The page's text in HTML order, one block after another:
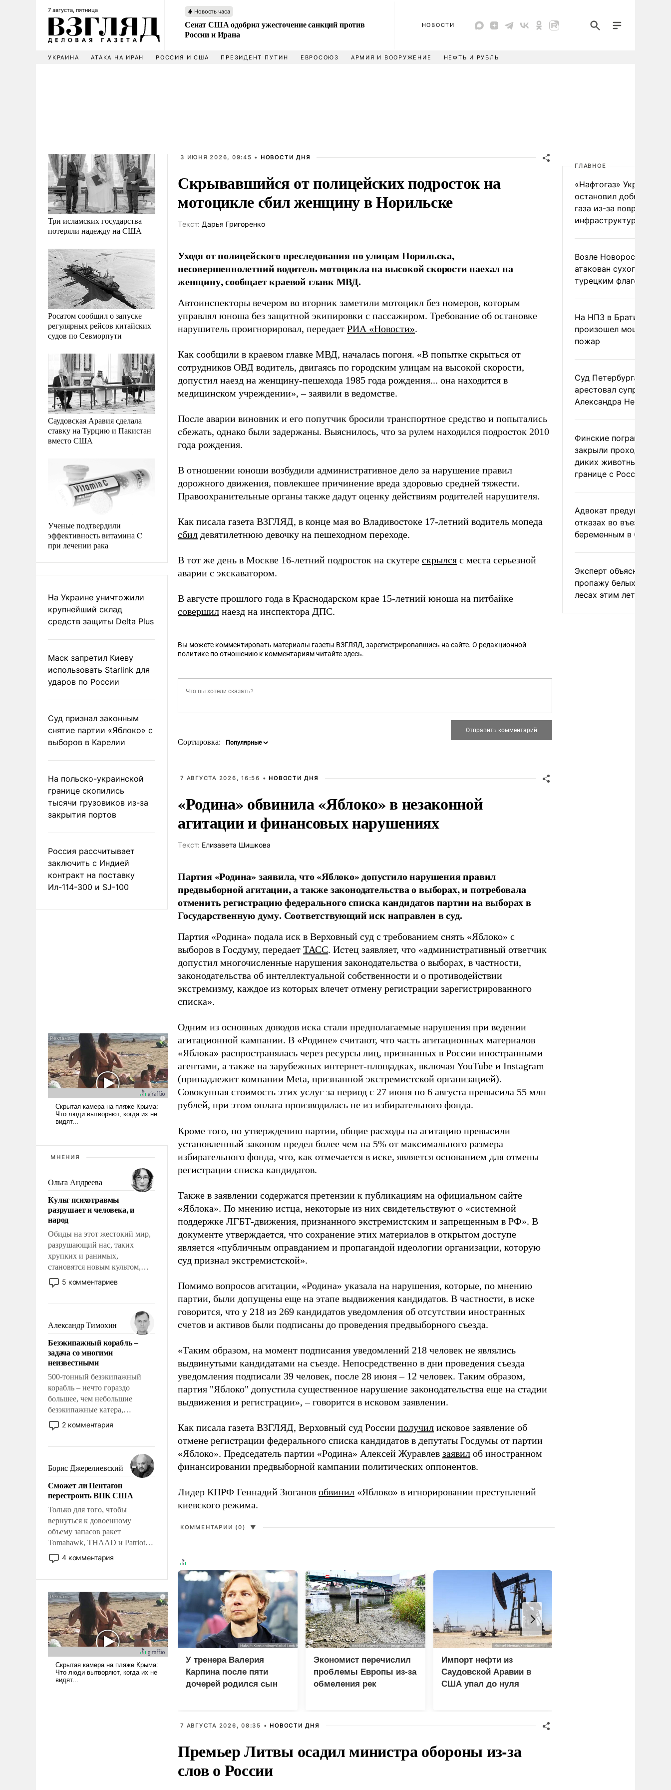
7 августа, пятница Новость часа
Сенат США одобрил ужесточение санкций против
России и Ирана
НОВОСТИ
УКРАИНА АТАКА НА ИРАН РОССИЯ И США ПРЕЗИДЕНТ ПУТИН ЕВРОСОЮЗ АРМИЯ И ВООРУЖЕНИЕ НЕФТЬ И РУБЛЬ
Три исламских государства
потеряли надежду на США
Росатом сообщил о запуске
регулярных рейсов китайских
судов по Севморпути
Саудовская Аравия сделала
ставку на Турцию и Пакистан
вместо США
Ученые подтвердили
эффективность витамина C
при лечении рака
На Украине уничтожили
крупнейший склад
средств защиты Delta Plus
Маск запретил Киеву
использовать Starlink для
ударов по России
Суд признал законным
снятие партии «Яблоко» с
выборов в Карелии
На польско-украинской
границе скопились
тысячи грузовиков из-за
закрытия портов
Россия рассчитывает
заключить с Индией
контракт на поставку
Ил-114-300 и SJ-100
МНЕНИЯ
Ольга Андреева
Культ психотравмы
разрушает и человека, и
народ
Обиды на этот жестокий мир,
разрушающий нас, таких
хрупких и ранимых,
становятся новым культом,
постепенно вытесняя и
отменяя традиционное
мужественным и твердым под
ударами судьбы, брать на себя
ответственность, помогать
слабым, идти вперед и
адаптироваться.
5 комментариев
Александр Тимохин
Безэкипажный корабль –
задача со многими
неизвестными
500-тонный безэкипажный
корабль – нечто гораздо
большее, чем небольшие
безэкипажные катера,
применение которых уже
стало обыденностью. Задача по
сложна и амбициозна. Однако
и ее реализация радикально
поднимет наши боевые
возможности.
2 комментария
Борис Джерелиевский
Сможет ли Пентагон
перестроить ВПК США
Только для того, чтобы
вернуться к довоенному
объему запасов ракет
Tomahawk, THAAD и Patriot
США потребуется более трех
лет. Даже небольшая война с
Сложившаяся ситуация
означает многолетний период
уязвимости США, например,
перед Китаем.
4 комментария
3 ИЮНЯ 2026, 09:45 • НОВОСТИ ДНЯ
Скрывавшийся от полицейских подросток на
мотоцикле сбил женщину в Норильске
Tекст: Дарья Григоренко
Уходя от полицейского преследования по улицам Норильска,
несовершеннолетний водитель мотоцикла на высокой скорости наехал на
женщину, сообщает краевой главк МВД.
Автоинспекторы вечером во вторник заметили мотоцикл без номеров, которым
управлял юноша без защитной экипировки с пассажиром. Требование об остановке
нарушитель проигнорировал, передает РИА «Новости».
Как сообщили в краевом главке МВД, началась погоня. «В попытке скрыться от
сотрудников ОВД водитель, двигаясь по городским улицам на высокой скорости,
допустил наезд на женщину-пешехода 1985 года рождения... она находится в
медицинском учреждении», – заявили в ведомстве.
После аварии виновник и его попутчик бросили транспортное средство и попытались
сбежать, однако были задержаны. Выяснилось, что за рулем находился подросток 2010
года рождения.
В отношении юноши возбудили административное дело за нарушение правил
дорожного движения, повлекшее причинение вреда здоровью средней тяжести.
Правоохранительные органы также дадут оценку действиям родителей нарушителя.
Как писала газета ВЗГЛЯД, в конце мая во Владивостоке 17-летний водитель мопеда
сбил девятилетнюю девочку на пешеходном переходе.
В тот же день в Москве 16-летний подросток на скутере скрылся с места серьезной
аварии с экскаватором.
В августе прошлого года в Краснодарском крае 15-летний юноша на питбайке
совершил наезд на инспектора ДПС.
Вы можете комментировать материалы газеты ВЗГЛЯД, зарегистрировавшись на сайте. О редакционной
политике по отношению к комментариям читайтездесь.
Сортировка:
7 АВГУСТА 2026, 16:56 • НОВОСТИ ДНЯ
«Родина» обвинила «Яблоко» в незаконной
агитации и финансовых нарушениях
Tекст: Елизавета Шишкова
Партия «Родина» заявила, что «Яблоко» допустило нарушения правил
предвыборной агитации, а также законодательства о выборах, и потребовала
отменить регистрацию федерального списка кандидатов партии на выборах в
Государственную думу. Соответствующий иск направлен в суд.
Партия «Родина» подала иск в Верховный суд с требованием снять «Яблоко» с
выборов в Госдуму, передает ТАСС. Истец заявляет, что «административный ответчик
допустил многочисленные нарушения законодательства о выборах, в частности,
законодательства об интеллектуальной собственности и о противодействии
экстремизму, каждое из которых влечет отмену регистрации зарегистрированного
списка».
Одним из основных доводов иска стали предполагаемые нарушения при ведении
агитационной кампании. В «Родине» считают, что часть агитационных материалов
«Яблока» распространялась через ресурсы лиц, признанных в России иностранными
агентами, а также на зарубежных интернет-площадках, включая YouTube и Instagram
(принадлежит компании Meta, признанной экстремистской организацией).
Совокупная стоимость этих услуг за период с 27 июня по 6 августа превысила 55 млн
рублей, при этом оплата производилась не из избирательного фонда.
Кроме того, по утверждению партии, общие расходы на агитацию превысили
установленный законом предел более чем на 5% от максимального размера
избирательного фонда, что, как отмечается в иске, является основанием для отмены
регистрации списка кандидатов.
Также в заявлении содержатся претензии к публикациям на официальном сайте
«Яблока». По мнению истца, некоторые из них свидетельствуют о «системной
поддержке ЛГБТ-движения, признанного экстремистским и запрещенным в РФ». В
документе утверждается, что сохранение этих материалов в открытом доступе
является «публичным оправданием и пропагандой идеологии организации, которую
суд признал экстремистской».
Помимо вопросов агитации, «Родина» указала на нарушения, которые, по мнению
партии, были допущены еще на этапе выдвижения кандидатов. В частности, в иске
говорится, что у 218 из 269 кандидатов уведомления об отсутствии иностранных
счетов и активов были подписаны до проведения предвыборного съезда.
«Таким образом, на момент подписания уведомлений 218 человек не являлись
выдвинутыми кандидатами на съезде. Непосредственно в дни проведения съезда
уведомления подписали 39 человек, после 28 июня – 12 человек. Таким образом,
партия "Яблоко" допустила существенное нарушение законодательства еще на стадии
выдвижения и регистрации», – говорится в исковом заявлении.
Как писала газета ВЗГЛЯД, Верховный суд России получил исковое заявление об
отмене регистрации федерального списка кандидатов в депутаты Госдумы от партии
«Яблоко». Председатель партии «Родина» Алексей Журавлев заявил об иностранном
финансировании предвыборной кампании политических оппонентов.
Лидер КПРФ Геннадий Зюганов обвинил «Яблоко» в игнорировании преступлений
киевского режима.
КОММЕНТАРИИ (0) ▼
У тренера Валерия
Карпина после пяти
дочерей родился сын
Экономист перечислил
проблемы Европы из-за
обмеления рек
Импорт нефти из
Саудовской Аравии в
США упал до нуля
7 АВГУСТА 2026, 08:35 • НОВОСТИ ДНЯ
Премьер Литвы осадил министра обороны из-за
слов о России
ГЛАВНОЕ
«Нафтогаз» Украины
остановил добычу
газа из-за повреждения
инфраструктуры
Возле Новороссийска
атакован сухогруз под
турецким флагом
На НПЗ в Братиславе
произошел мощный
пожар
Суд Петербурга заочно
арестовал супругу
Александра Невзорова
Финские пограничники
закрыли проходы для
диких животных на
границе с Россией
Адвокат предупредил
отказах во въезде
беременным в США
Эксперт объяснил
пропажу белых грибов
лесах этим летом